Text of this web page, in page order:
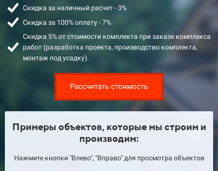
Скидка за наличный расчет - 3%
Скидка за 100% оплату - 7%
Скидка 5% от стоимости комплекта при заказе комплекса
работ (разработка проекта, производство комплекта,
монтаж под усадку).
Рассчитать стоимость
Примеры объектов, которые мы строим и
производим:
Нажмите кнопки "Влево", "Вправо" для просмотра объектов